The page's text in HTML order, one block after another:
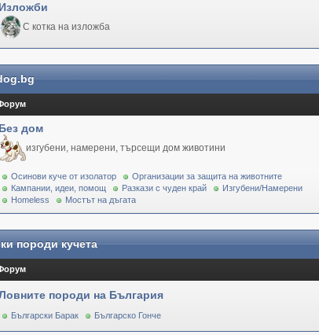
Изложби
С котка на изложба
Без дом
изгубени, намерени, търсещи дом животини
Осинови куче от изолатор
Организации за защита на животните
Кампании, идеи, помощ
Разкази с чуден край
Изгубени/Намерени
Homeless
Мостът на дъгата
породи кучета
породи на България
Български Барак Българско Гонче